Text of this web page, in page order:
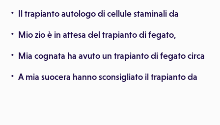
Il trapianto autologo di cellule staminali da
Mio zio è in attesa del trapianto di fegato,
Mia cognata ha avuto un trapianto di fegato circa
A mia suocera hanno sconsigliato il trapianto da